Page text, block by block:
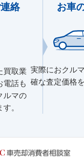
絡
買取業
電話も
ルマの
。
お車
実際におクル
確な査定価格